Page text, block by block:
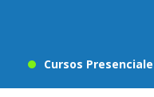
Cursos